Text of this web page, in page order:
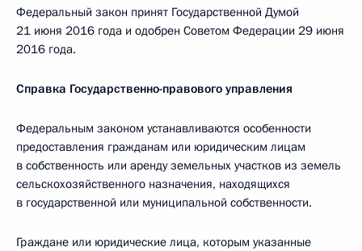
Федеральный закон принят Государственной Думой
21 июня 2016 года и одобрен Советом Федерации 29 июня
2016 года.
Справка Государственно-правового управления
Федеральным законом устанавливаются особенности
предоставления гражданам или юридическим лицам
в собственность или аренду земельных участков из земель
сельскохозяйственного назначения, находящихся
в государственной или муниципальной собственности.
Граждане или юридические лица, которым указанные